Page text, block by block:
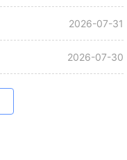
2026-07-31
2026-07-30